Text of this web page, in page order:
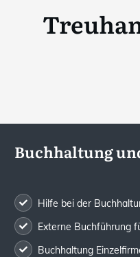
Buchhaltung
Hilfe bei der
Externe Buchführung
Buchhaltung